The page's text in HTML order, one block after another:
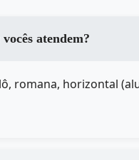
atendem?
romana, horizontal